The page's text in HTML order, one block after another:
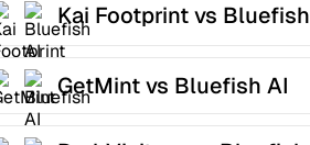
Kai Footprint vs Bluefish
AI
GetMint vs Bluefish AI